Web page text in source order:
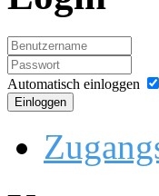
Automatisch einloggen
Einloggen